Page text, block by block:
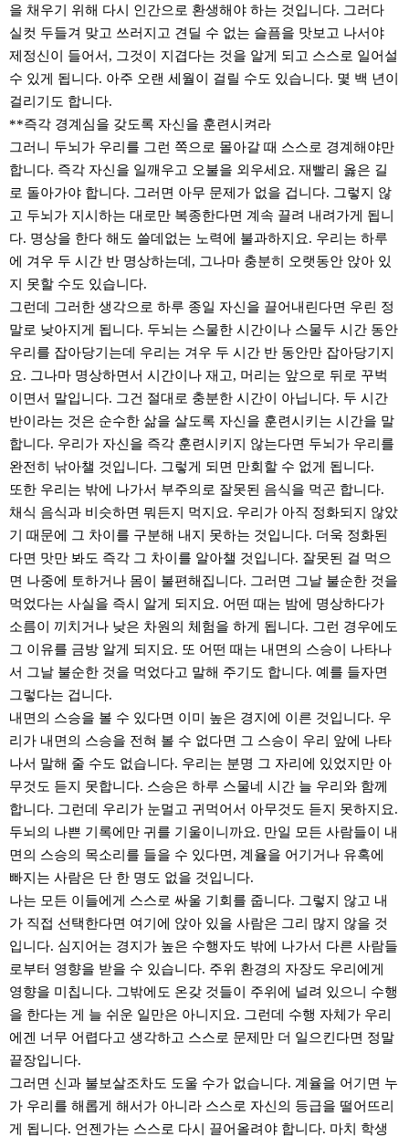
을 채우기 위해 다시 인간으로 환생해야 하는 것입니다. 그러다
실컷 두들겨 맞고 쓰러지고 견딜 수 없는 슬픔을 맛보고 나서야
제정신이 들어서, 그것이 지겹다는 것을 알게 되고 스스로 일어설
수 있게 됩니다. 아주 오랜 세월이 걸릴 수도 있습니다. 몇 백 년이
걸리기도 합니다.
**즉각 경계심을 갖도록 자신을 훈련시켜라
그러니 두뇌가 우리를 그런 쪽으로 몰아갈 때 스스로 경계해야만
합니다. 즉각 자신을 일깨우고 오불을 외우세요. 재빨리 옳은 길
로 돌아가야 합니다. 그러면 아무 문제가 없을 겁니다. 그렇지 않
고 두뇌가 지시하는 대로만 복종한다면 계속 끌려 내려가게 됩니
다. 명상을 한다 해도 쓸데없는 노력에 불과하지요. 우리는 하루
에 겨우 두 시간 반 명상하는데, 그나마 충분히 오랫동안 앉아 있
지 못할 수도 있습니다.
그런데 그러한 생각으로 하루 종일 자신을 끌어내린다면 우린 정
말로 낮아지게 됩니다. 두뇌는 스물한 시간이나 스물두 시간 동안
우리를 잡아당기는데 우리는 겨우 두 시간 반 동안만 잡아당기지
요. 그나마 명상하면서 시간이나 재고, 머리는 앞으로 뒤로 꾸벅
이면서 말입니다. 그건 절대로 충분한 시간이 아닙니다. 두 시간
반이라는 것은 순수한 삶을 살도록 자신을 훈련시키는 시간을 말
합니다. 우리가 자신을 즉각 훈련시키지 않는다면 두뇌가 우리를
완전히 낚아챌 것입니다. 그렇게 되면 만회할 수 없게 됩니다.
또한 우리는 밖에 나가서 부주의로 잘못된 음식을 먹곤 합니다.
채식 음식과 비슷하면 뭐든지 먹지요. 우리가 아직 정화되지 않았
기 때문에 그 차이를 구분해 내지 못하는 것입니다. 더욱 정화된
다면 맛만 봐도 즉각 그 차이를 알아챌 것입니다. 잘못된 걸 먹으
면 나중에 토하거나 몸이 불편해집니다. 그러면 그날 불순한 것을
먹었다는 사실을 즉시 알게 되지요. 어떤 때는 밤에 명상하다가
소름이 끼치거나 낮은 차원의 체험을 하게 됩니다. 그런 경우에도
그 이유를 금방 알게 되지요. 또 어떤 때는 내면의 스승이 나타나
서 그날 불순한 것을 먹었다고 말해 주기도 합니다. 예를 들자면
그렇다는 겁니다.
내면의 스승을 볼 수 있다면 이미 높은 경지에 이른 것입니다. 우
리가 내면의 스승을 전혀 볼 수 없다면 그 스승이 우리 앞에 나타
나서 말해 줄 수도 없습니다. 우리는 분명 그 자리에 있었지만 아
무것도 듣지 못합니다. 스승은 하루 스물네 시간 늘 우리와 함께
합니다. 그런데 우리가 눈멀고 귀먹어서 아무것도 듣지 못하지요.
두뇌의 나쁜 기록에만 귀를 기울이니까요. 만일 모든 사람들이 내
면의 스승의 목소리를 들을 수 있다면, 계율을 어기거나 유혹에
빠지는 사람은 단 한 명도 없을 것입니다.
나는 모든 이들에게 스스로 싸울 기회를 줍니다. 그렇지 않고 내
가 직접 선택한다면 여기에 앉아 있을 사람은 그리 많지 않을 것
입니다. 심지어는 경지가 높은 수행자도 밖에 나가서 다른 사람들
로부터 영향을 받을 수 있습니다. 주위 환경의 자장도 우리에게
영향을 미칩니다. 그밖에도 온갖 것들이 주위에 널려 있으니 수행
을 한다는 게 늘 쉬운 일만은 아니지요. 그런데 수행 자체가 우리
에겐 너무 어렵다고 생각하고 스스로 문제만 더 일으킨다면 정말
끝장입니다.
그러면 신과 불보살조차도 도울 수가 없습니다. 계율을 어기면 누
가 우리를 해롭게 해서가 아니라 스스로 자신의 등급을 떨어뜨리
게 됩니다. 언젠가는 스스로 다시 끌어올려야 합니다. 마치 학생